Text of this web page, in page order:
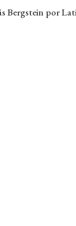
Bergstein por